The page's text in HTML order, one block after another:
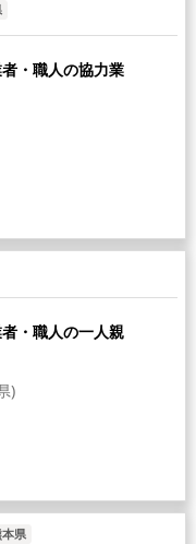
・職人の協力業
・職人の一人親
)
県